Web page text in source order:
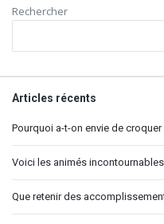
latérale
Rechercher
Articles récents
Pourquoi a-t-on envie de
Voici les animés
Que retenir des